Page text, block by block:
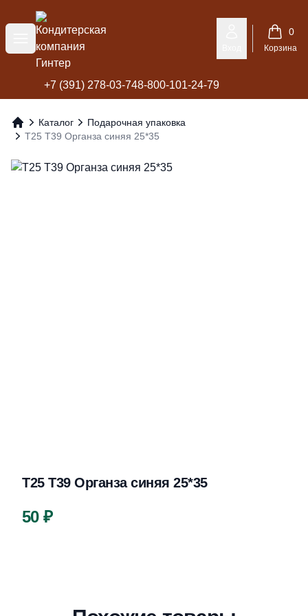
Меню
Кондитерская компания Гинтер
0
Корзина
+7 (391) 278-03-748-800-101-24-79
Главная
Каталог
Подарочная упаковка
Т25 Т39 Органза синяя 25*35
Т25 Т39 Органза синяя 25*35
Цена
50 ₽